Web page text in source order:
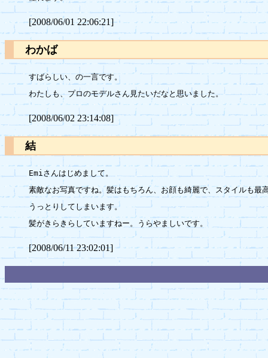
[2008/06/01 22:06:21]
わかば
すばらしい、の一言です。
[2008/06/02 23:14:08]
結
Emiさんはじめまして。
素敵なお写真ですね。髪はもちろん、お顔も綺麗で、スタイルも最
うっとりしてしまいます。
[2008/06/11 23:02:01]